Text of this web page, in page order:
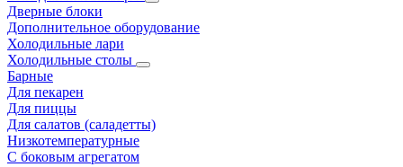
Дверные блоки
Дополнительное оборудование
Холодильные лари
Холодильные столы
Барные
Для пекарен
Для пиццы
Для салатов (саладетты)
Низкотемпературные
С боковым агрегатом